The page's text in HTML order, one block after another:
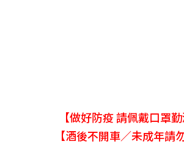
【做好防疫 請佩戴口罩勤
【酒後不開車／未成年請